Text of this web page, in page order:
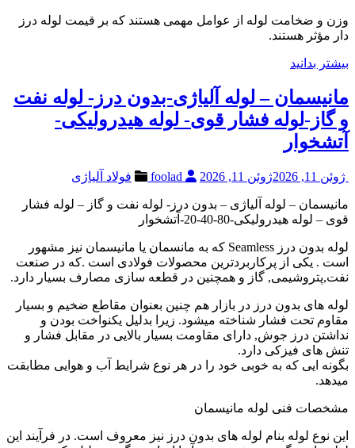
وزن و ضخامت لوله از عوامل مهمی هستند که بر قیمت لوله درز
دار مؤثر هستند.
بیشتر بدانید
مانیسمان – لوله آلیاژی-بدون درز- لوله نفت
و گاز-لوله فشار قوی- لوله هیدرولیکی-
آتشخوار
ژوئن 11, 2026 ژوئن 11, 2026 فولاد آلیاژی
مانیسمان – لوله آلیاژی – بدون درز- لوله نفت و گاز – لوله فشار
قوی – لوله هیدرولیکی-80-40-20-آتشخوار
لوله بدون درز Seamless که به مانسمان یا مانیسمان نیز مشهور
است . یکی از پرکاربردترین محصولات فولادی است .که در صنعت
نفت,پتروشیمی, گاز و همچنین در قطعه سازی مصارف بسیار دارد.
لوله های بدون درز در بازار هم چنین بعنوان مقاطع ضخیم و بسیار
مقاوم تحت فشار شناخته میشود. زیرا بدلیل یکنواخت بودن و
نداشتن درز جوش, دارای مقاومت بسیار بالایی در مقابل فشار و
تنش های فیزکی دارد.
بگونه ایی که به خوبی خود را در هر نوع شرایط آب و هوایی مطابقت
میدهد.
مشخصات فنی لوله مانیسمان
این نوع لوله بنام لوله های بدون درز نیز معروف است. در فرآیند این